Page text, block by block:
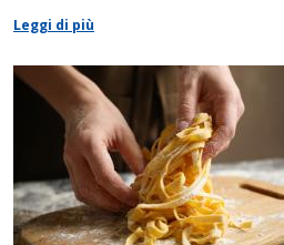
Leggi di più